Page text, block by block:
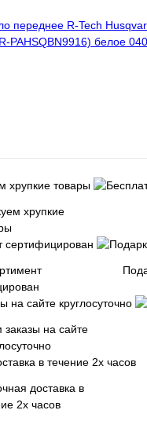
хрупкие
на сайте
доставка в
2х часов